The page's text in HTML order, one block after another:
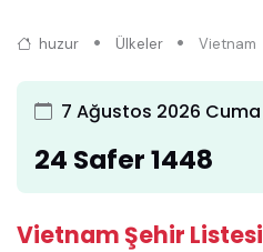
huzur Ülkeler Vietnam
7 Ağustos 2026 Cuma
24 Safer 1448
Vietnam Şehir Listesi